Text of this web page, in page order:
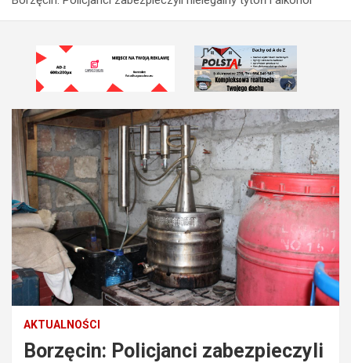
AKTUALNOŚCI
Borzęcin: Policjanci zabezpieczyli